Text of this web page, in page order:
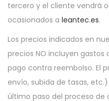
tercero y el cliente vendrá
ocasionados a leantec.es.
Los precios indicados en
precios NO incluyen
pago contra reembolso. El
envío, subida de tasas,
último paso del proceso de